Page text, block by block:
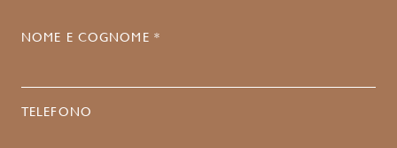
NOME E COGNOME *
TELEFONO